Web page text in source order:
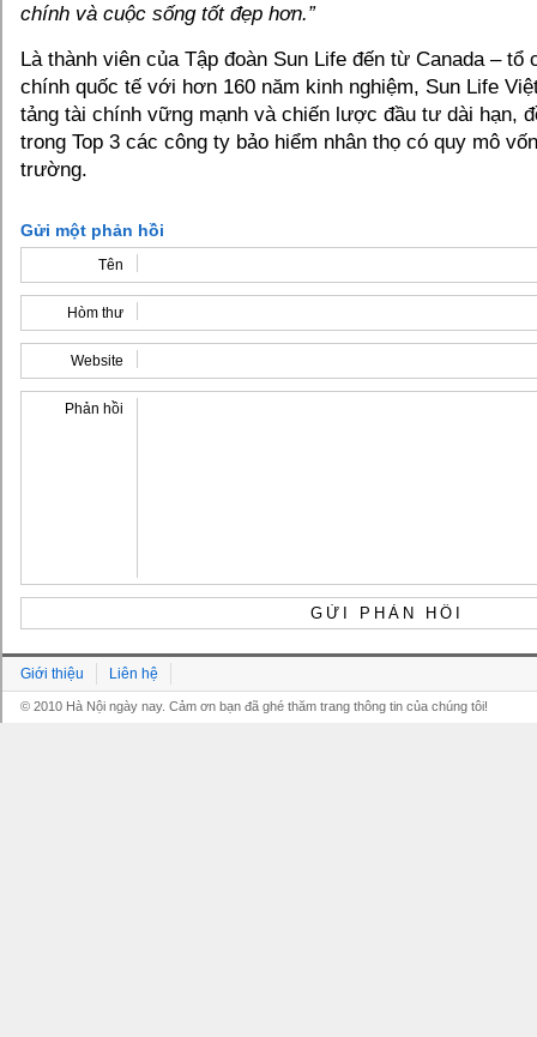
chính và cuộc sống tốt đẹp hơn.”
Là thành viên của Tập đoàn Sun Life đến từ Canada – tổ
chính quốc tế với hơn 160 năm kinh nghiệm, Sun Life
tảng tài chính vững mạnh và chiến lược đầu tư dài hạn,
trong Top 3 các công ty bảo hiểm nhân thọ có quy mô
trường.
Gửi một phản hồi
Tên
Hòm thư
Website
Phản hồi
Giới thiệu Liên hệ
© 2010 Hà Nội ngày nay. Cảm ơn bạn đã ghé thăm trang thông tin của chúng tôi!